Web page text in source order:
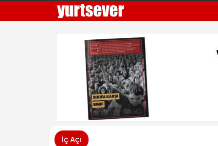
İç Açı